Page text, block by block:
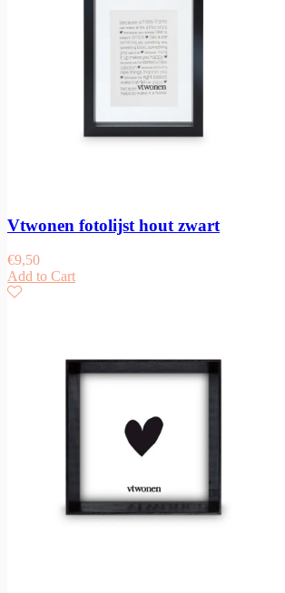
Vtwonen fotolijst hout zwart
€9,50
Add to Cart